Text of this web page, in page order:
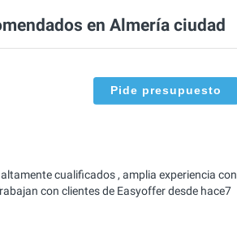
en Almería ciudad
Pide presupuesto
cualificados , amplia experiencia con
con clientes de Easyoffer desde hace7